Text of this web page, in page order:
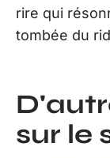
rire qui
tombée du
sur le